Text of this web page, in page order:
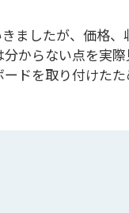
ましたが、価格、
からない点を実
ドを取り付けた